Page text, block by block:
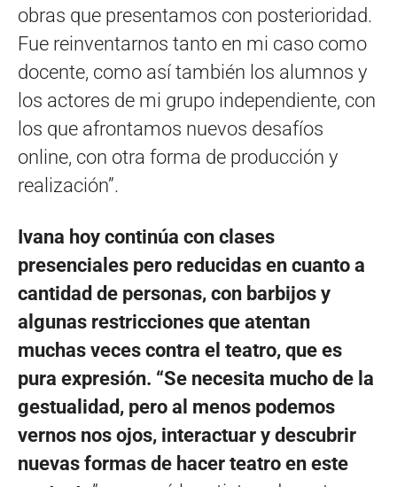
obras que presentamos con posterioridad.
Fue reinventarnos tanto en mi caso como
docente, como así también los alumnos y
los actores de mi grupo independiente, con
los que afrontamos nuevos desafíos
online, con otra forma de producción y
realización”.
Ivana hoy continúa con clases
presenciales pero reducidas en cuanto a
cantidad de personas, con barbijos y
algunas restricciones que atentan
muchas veces contra el teatro, que es
pura expresión. “Se necesita mucho de la
gestualidad, pero al menos podemos
vernos nos ojos, interactuar y descubrir
nuevas formas de hacer teatro en este